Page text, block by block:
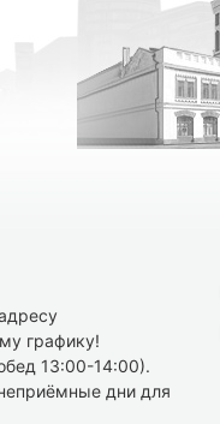
графику!
13:00-14:00).
дни для